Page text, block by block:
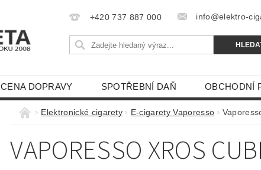
+420 737 887 000 info@elektro-
CENA DOPRAVY SPOTŘEBNÍ DAŇ OBCHODNÍ
Elektronické cigarety E-cigarety Vaporesso
VAPORESSO XROS